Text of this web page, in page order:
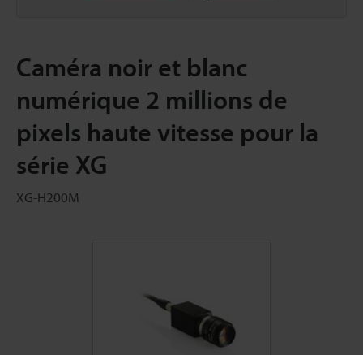
Caméra noir et blanc
numérique 2 millions de
pixels haute vitesse pour la
série XG
XG-H200M